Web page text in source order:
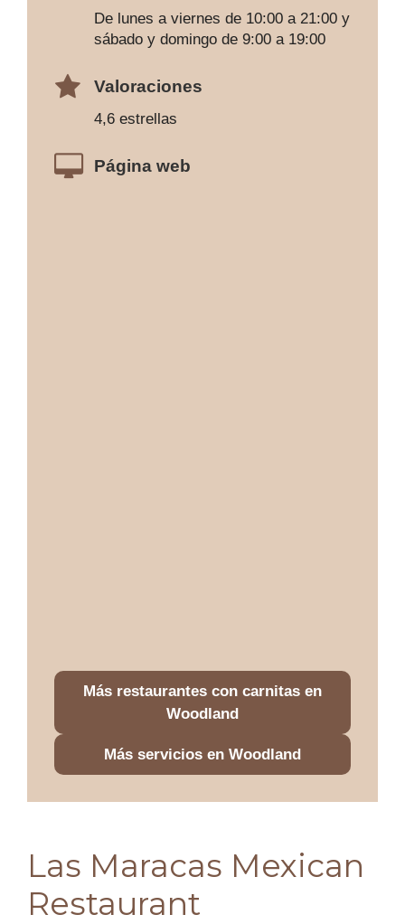
De lunes a viernes de 10:00 a 21:00 y
sábado y domingo de 9:00 a 19:00
Valoraciones
4,6 estrellas
Página web
Más restaurantes con carnitas en
Woodland
Más servicios en Woodland
Las Maracas Mexican
Restaurant